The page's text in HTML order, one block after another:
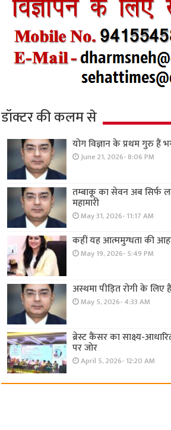
डॉक्टर की कलम से
योग विज्ञान के प्रथम गुरु हैं
June 21, 2026- 8:06 PM
तम्बाकू का सेवन अब सिर्फ
महामारी
May 31, 2026- 11:17 AM
कहीं यह आत्ममुग्धता की
May 19, 2026- 5:49 PM
अस्थमा पीड़ित रोगी के
May 5, 2026- 4:33 AM
ब्रेस्ट कैंसर का साक्ष्य-
पर जोर
April 5, 2026- 12:20 AM